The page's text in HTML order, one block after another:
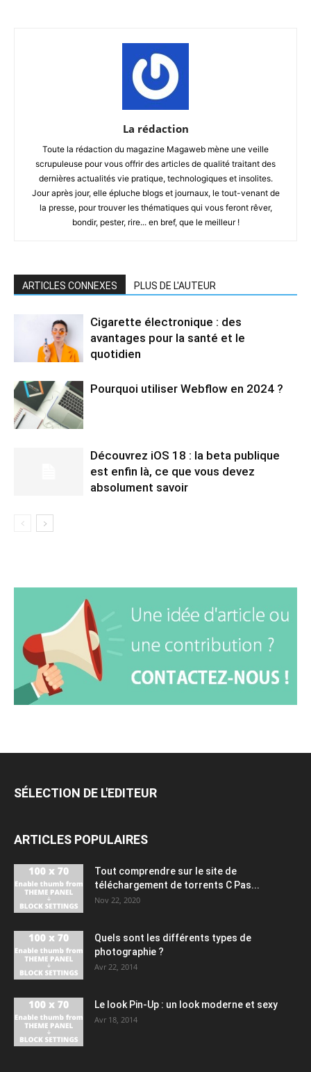
La rédaction
Toute la rédaction du magazine Magaweb mène une veille
scrupuleuse pour vous offrir des articles de qualité traitant des
dernières actualités vie pratique, technologiques et insolites.
Jour après jour, elle épluche blogs et journaux, le tout-venant de
la presse, pour trouver les thématiques qui vous feront rêver,
bondir, pester, rire... en bref, que le meilleur !
ARTICLES CONNEXES PLUS DE L'AUTEUR
Cigarette électronique : des
avantages pour la santé et le
quotidien
Pourquoi utiliser Webflow en 2024 ?
Découvrez iOS 18 : la beta publique
est enfin là, ce que vous devez
absolument savoir
SÉLECTION DE L'EDITEUR
ARTICLES POPULAIRES
Tout comprendre sur le site de
téléchargement de torrents C Pas...
Nov 22, 2020
Quels sont les différents types de
photographie ?
Avr 22, 2014
Le look Pin-Up : un look moderne et sexy
Avr 18, 2014